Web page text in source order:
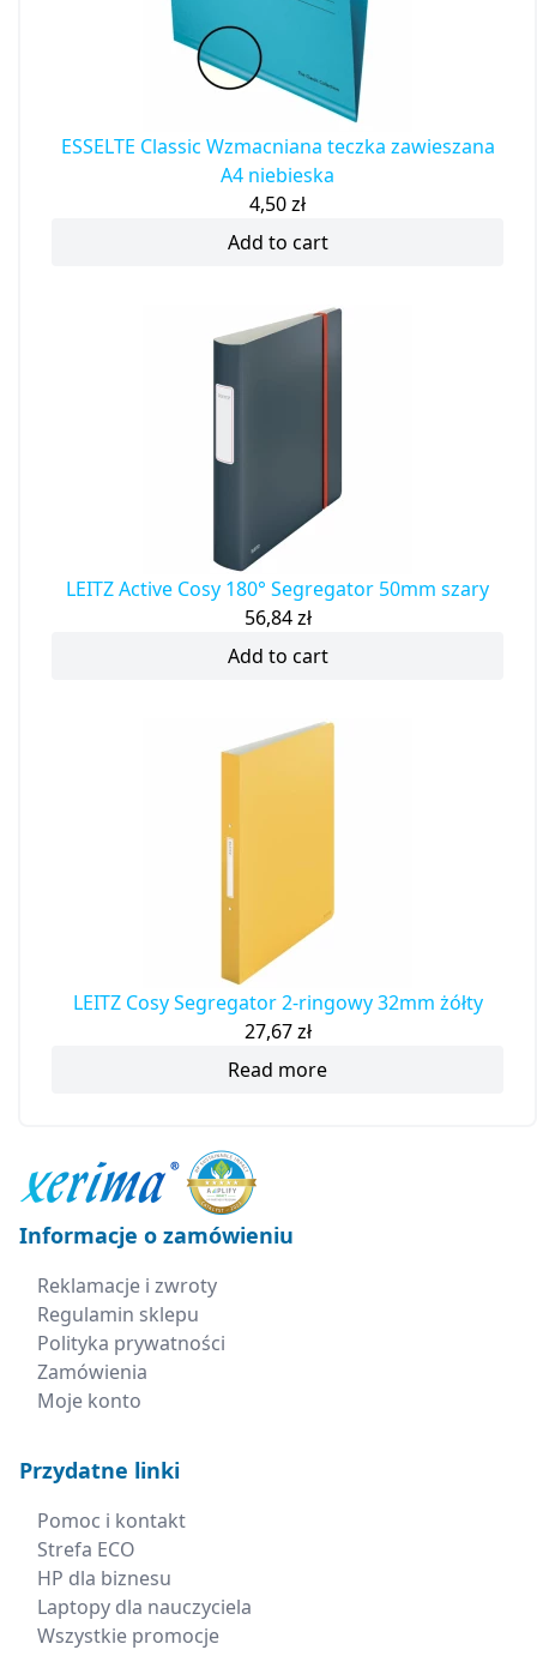
ESSELTE Classic Wzmacniana teczka zawieszana
A4 niebieska
4,50zł
Add to cart
LEITZ Active Cosy 180° Segregator 50mm szary
56,84zł
Add to cart
LEITZ Cosy Segregator 2-ringowy 32mm żółty
27,67zł
Read more
Informacje o zamówieniu
Reklamacje i zwroty
Regulamin sklepu
Polityka prywatności
Zamówienia
Moje konto
Przydatne linki
Pomoc i kontakt
Strefa ECO
HP dla biznesu
Laptopy dla nauczyciela
Wszystkie promocje